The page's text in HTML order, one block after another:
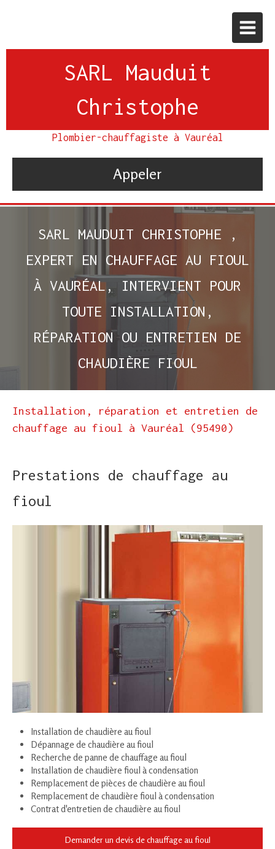
SARL Mauduit
Christophe
Plombier-chauffagiste à Vauréal
Appeler
SARL MAUDUIT CHRISTOPHE ,
EXPERT EN CHAUFFAGE AU FIOUL
À VAURÉAL, INTERVIENT POUR
TOUTE INSTALLATION,
RÉPARATION OU ENTRETIEN DE
CHAUDIÈRE FIOUL
Installation, réparation et entretien de
chauffage au fioul à Vauréal (95490)
Prestations de chauffage au
fioul
Installation de chaudière au fioul
Dépannage de chaudière au fioul
Recherche de panne de chauffage au fioul
Installation de chaudière fioul à condensation
Remplacement de pièces de chaudière au fioul
Remplacement de chaudière fioul à condensation
Contrat d'entretien de chaudière au fioul
Demander un devis de chauffage au fioul